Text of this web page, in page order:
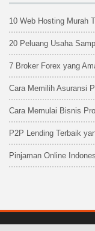
10 Web Hosting Murah
20 Peluang Usaha
7 Broker Forex yang
Cara Memilih Asuransi
Cara Memulai Bisnis
P2P Lending Terbaik
Pinjaman Online